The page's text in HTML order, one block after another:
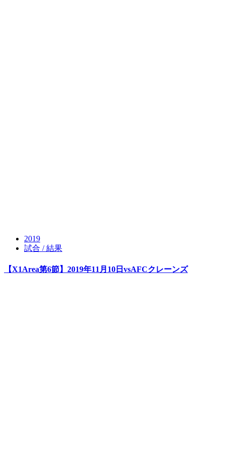
2019
試合 / 結果
【X1Area第6節】2019年11月10日vsAFCクレーンズ